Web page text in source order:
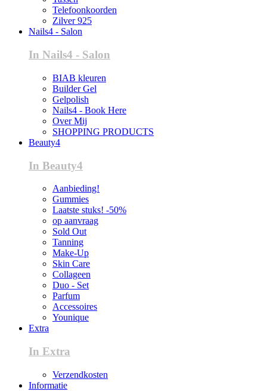
Telefoonkoorden
Zilver 925
Nails4 - Salon
In Nails4 - Salon
BIAB kleuren
Builder Gel
Gelpolish
Nails4 - Book Here
Over Mij
SHOPPING PRODUCTS
Beauty4
In Beauty4
Aanbieding!
Gummies
Laatste stuks! -50%
op aanvraag
Sold Out
Tanning
Make-Up
Skin Care
Collageen
Duo - Set
Parfum
Accessoires
Younique
Extra
In Extra
Verzendkosten
Informatie